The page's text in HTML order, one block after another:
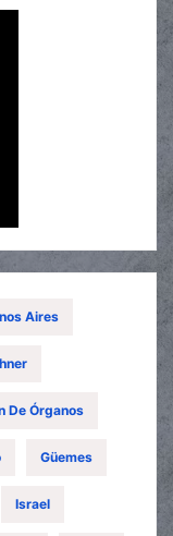
Aires
De Órganos
Güemes
Israel